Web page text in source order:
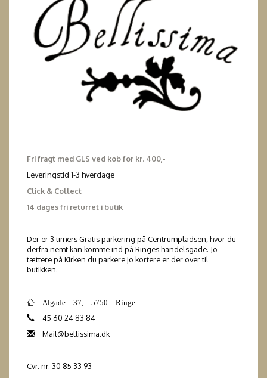
Fri fragt med GLS ved køb for kr. 400,-
Leveringstid 1-3 hverdage
Click & Collect
14 dages fri returret i butik
Der er 3 timers Gratis parkering på Centrumpladsen, hvor du
derfra nemt kan komme ind på Ringes handelsgade. Jo
tættere på Kirken du parkere jo kortere er der over til
butikken.
Algade 37, 5750 Ringe
45 60 24 83 84
Mail@bellissima.dk
Cvr. nr. 30 85 33 93